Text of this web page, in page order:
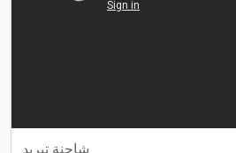
شاحنة تبريد